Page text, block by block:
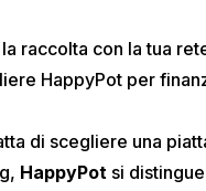
raccolta con la tua
HappyPot per
di scegliere una
HappyPot si